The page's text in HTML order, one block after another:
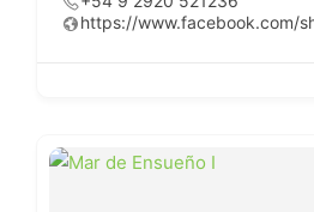
https://www.facebook.com/